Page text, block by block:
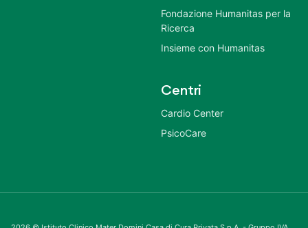
Fondazione Humanitas per la
Ricerca
Insieme con Humanitas
Centri
Cardio Center
PsicoCare